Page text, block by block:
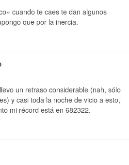
cuando te caes te dan algunos
que por la inercia.
un retraso considerable (nah, sólo
y casi toda la noche de vicio a esto,
mi récord está en 682322.